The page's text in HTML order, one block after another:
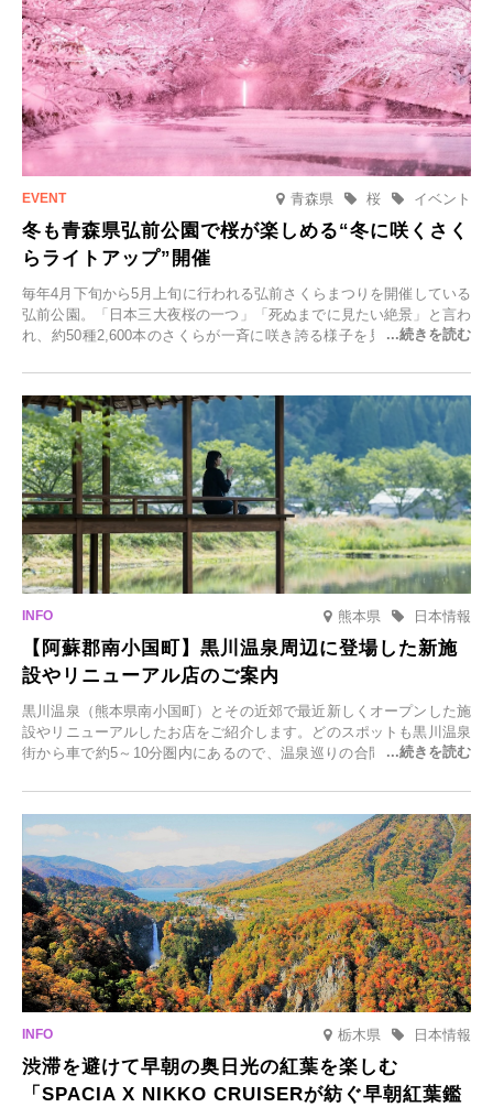
青森県 イベント
桜
冬も青森県弘前公園で桜が楽しめる“冬に咲くさく
らライトアップ”開催
毎年4月下旬から5月上旬に行われる弘前さくらまつりを開催している
弘前公園。「日本三大夜桜の一つ」「死ぬまでに見たい絶景」と言わ
れ、約50種2,600本のさくらが一斉に咲き誇る様子を見に、世界中か
日(月)～2026年2月28日(土)の期間、「冬に咲くさくらライトアップ」
を開催します。
熊本県 日本情報
【阿蘇郡南小国町】黒川温泉周辺に登場した新施
設やリニューアル店のご案内
黒川温泉（熊本県南小国町）とその近郊で最近新しくオープンした施
設やリニューアルしたお店をご紹介します。どのスポットも黒川温泉
街から車で約5～10分圏内にあるので、温泉巡りの合間に気軽に立ち
元食材にこだわったレストランなど、多彩な魅力が満載です。黒川温
泉の新たな楽しみとしてチェックしてみてください。
栃木県 日本情報
渋滞を避けて早朝の奥日光の紅葉を楽しむ
「SPACIA X NIKKO CRUISERが紡ぐ早朝紅葉鑑